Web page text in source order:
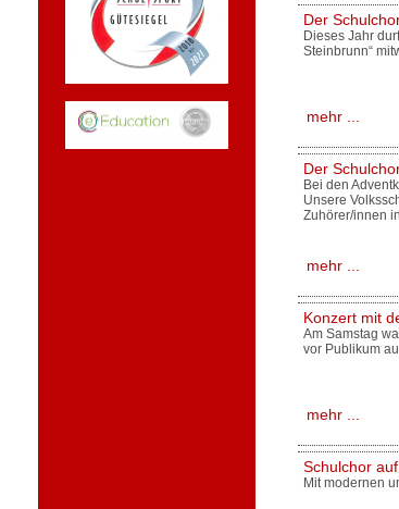
Der
Dieses Jahr
Steinbrunn“
mehr ...
Der
Bei den
Unsere
Zuhörer/innen
mehr ...
Konzert mit
Am Samstag
vor Publikum
mehr ...
Schulchor
Mit modernen